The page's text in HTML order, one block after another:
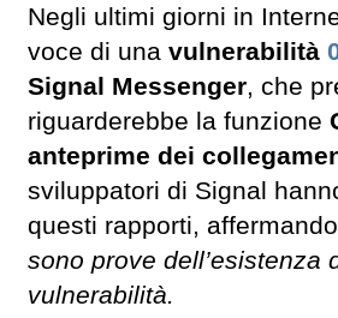
Negli ultimi giorni in
voce di una vulnerabilità
Signal Messenger, che
riguarderebbe la funzione
anteprime dei
sviluppatori di Signal
questi rapporti,
sono prove dell’esistenza
vulnerabilità.